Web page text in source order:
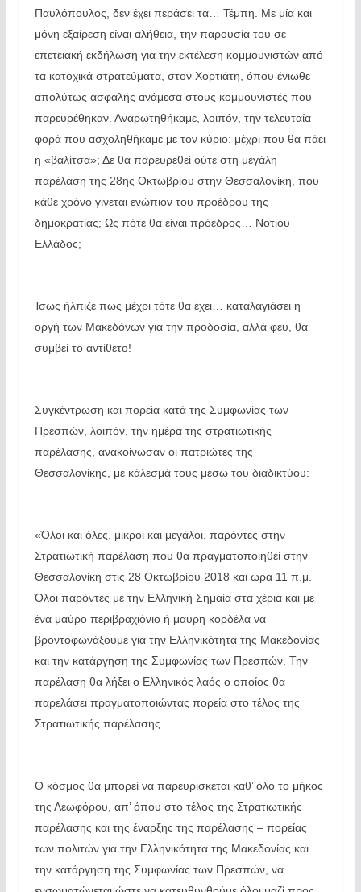
Παυλόπουλος, δεν έχει περάσει τα… Τέμπη. Με μία και
μόνη εξαίρεση είναι αλήθεια, την παρουσία του σε
επετειακή εκδήλωση για την εκτέλεση κομμουνιστών από
τα κατοχικά στρατεύματα, στον Χορτιάτη, όπου ένιωθε
απολύτως ασφαλής ανάμεσα στους κομμουνιστές που
παρευρέθηκαν. Αναρωτηθήκαμε, λοιπόν, την τελευταία
φορά που ασχοληθήκαμε με τον κύριο: μέχρι που θα πάει
η «βαλίτσα»; Δε θα παρευρεθεί ούτε στη μεγάλη
παρέλαση της 28ης Οκτωβρίου στην Θεσσαλονίκη, που
κάθε χρόνο γίνεται ενώπιον του προέδρου της
δημοκρατίας; Ως πότε θα είναι πρόεδρος… Νοτίου
Ελλάδος;
Ίσως ήλπιζε πως μέχρι τότε θα έχει… καταλαγιάσει η
οργή των Μακεδόνων για την προδοσία, αλλά φευ, θα
συμβεί το αντίθετο!
Συγκέντρωση και πορεία κατά της Συμφωνίας των
Πρεσπών, λοιπόν, την ημέρα της στρατιωτικής
παρέλασης, ανακοίνωσαν οι πατριώτες της
Θεσσαλονίκης, με κάλεσμά τους μέσω του διαδικτύου:
«Όλοι και όλες, μικροί και μεγάλοι, παρόντες στην
Στρατιωτική παρέλαση που θα πραγματοποιηθεί στην
Θεσσαλονίκη στις 28 Οκτωβρίου 2018 και ώρα 11 π.μ.
Όλοι παρόντες με την Ελληνική Σημαία στα χέρια και με
ένα μαύρο περιβραχιόνιο ή μαύρη κορδέλα να
βροντοφωνάξουμε για την Ελληνικότητα της Μακεδονίας
και την κατάργηση της Συμφωνίας των Πρεσπών. Την
παρέλαση θα λήξει ο Ελληνικός λαός ο οποίος θα
παρελάσει πραγματοποιώντας πορεία στο τέλος της
Στρατιωτικής παρέλασης.
Ο κόσμος θα μπορεί να παρευρίσκεται καθ’ όλο το μήκος
της Λεωφόρου, απ’ όπου στο τέλος της Στρατιωτικής
παρέλασης και της έναρξης της παρέλασης – πορείας
των πολιτών για την Ελληνικότητα της Μακεδονίας και
την κατάργηση της Συμφωνίας των Πρεσπών, να